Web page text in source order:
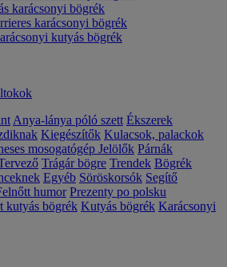
karácsonyi bögrék
karácsonyi bögrék
kutyás bögrék
Anya-lánya póló szett Ékszerek
Kiegészítők Kulacsok, palackok
mosogatógép Jelölők Párnák
Trágár bögre Trendek Bögrék
Egyéb Söröskorsók Segítő
humor Prezenty po polsku
kutyás bögrék Kutyás bögrék Karácsonyi